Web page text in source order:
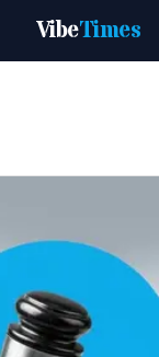
VibeTimes